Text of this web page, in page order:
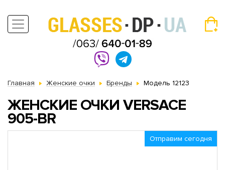
Главная Женские очки Бренды Модель 12123
ЖЕНСКИЕ ОЧКИ VERSACE
905-BR
Отправим сегодня